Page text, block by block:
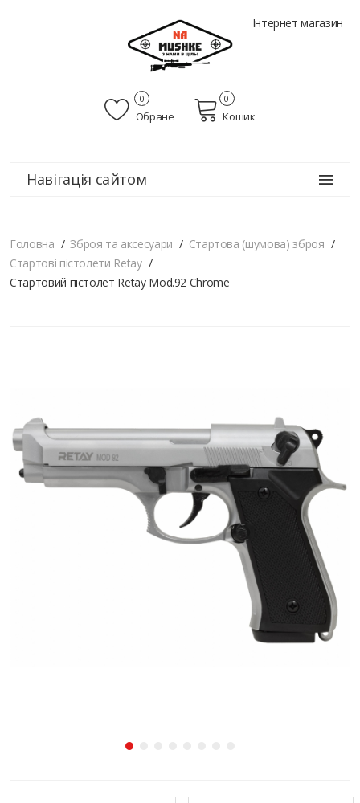
Інтернет магазин
Обране
0
Кошик
0
Навігація сайтом
Головна Зброя та аксесуари
Стартова (шумова) зброя
Стартові пістолети Retay
Стартовий пістолет Retay Mod.92 Chrome